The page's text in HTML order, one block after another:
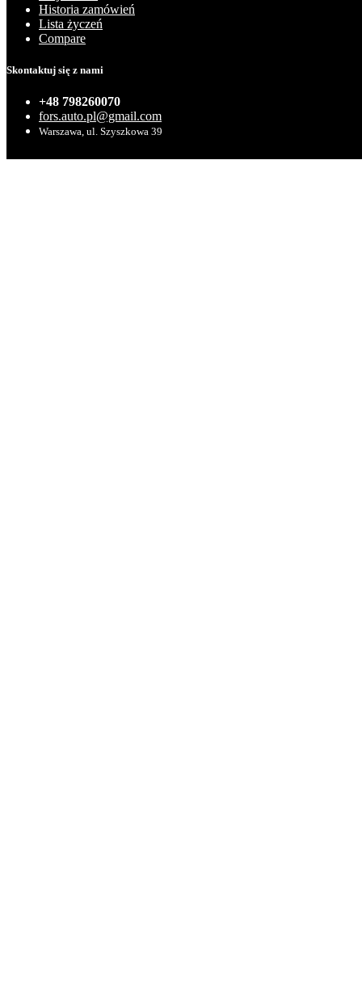
Historia zamówień
Lista życzeń
Compare
Skontaktuj się z nami
+48 798260070
fors.auto.pl@gmail.com
Warszawa, ul. Szyszkowa 39